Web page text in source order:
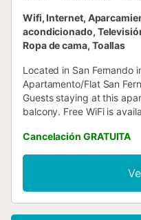
Wifi, Internet,
acondicionado,
Ropa de cama, Toallas
Located in San Fernando
Apartamento/Flat San
Guests staying at this
balcony. Free WiFi is
Cancelación GRATUITA